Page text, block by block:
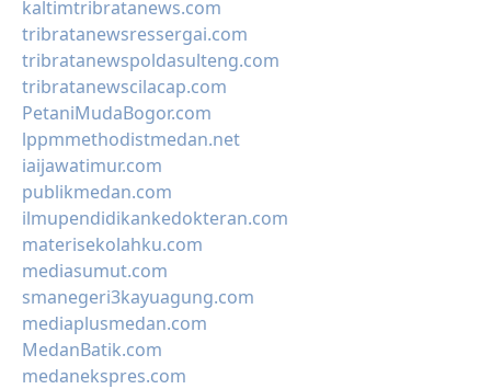
kaltimtribratanews.com
tribratanewsressergai.com
tribratanewspoldasulteng.com
tribratanewscilacap.com
PetaniMudaBogor.com
lppmmethodistmedan.net
iaijawatimur.com
publikmedan.com
ilmupendidikankedokteran.com
materisekolahku.com
mediasumut.com
smanegeri3kayuagung.com
mediaplusmedan.com
MedanBatik.com
medanekspres.com